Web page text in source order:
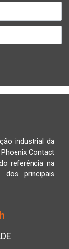
industrial da
Contact
referência na
dos principais